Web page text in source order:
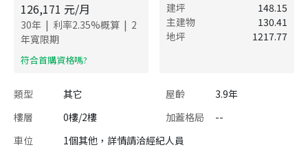
126,171 元/月
30年 | 利率2.35%概算 | 2
年寬限期
​符合首購資格嗎?
建坪
148.15
主建物
130.41
地坪
1217.77
類型 其它 屋齡
3.9年
樓層
0樓/2樓 加蓋格局
--
車位
1個其他，詳情請洽經紀人員